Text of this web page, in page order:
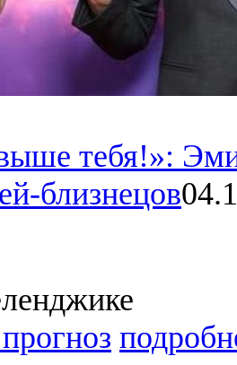
тебя!»:
близнецов